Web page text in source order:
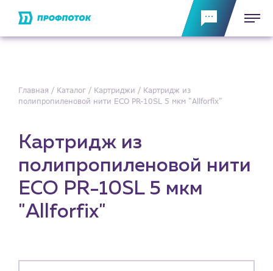
Главная Каталог Картриджи
Картридж из
полипропиленовой нити ECО PR-10SL 5 мкм "Allforfix"
Картридж из
полипропиленовой нити
ECО PR-10SL 5 мкм
"Allforfix"